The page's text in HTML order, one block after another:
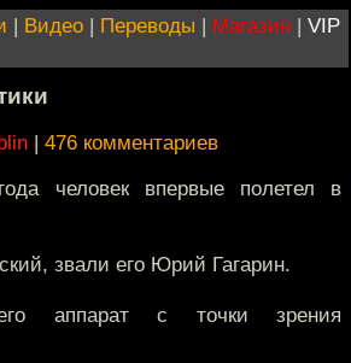
| Видео | Переводы | Магазин | VIP
| 476 комментариев
человек впервые полетел в
звали его Юрий Гагарин.
аппарат с точки зрения